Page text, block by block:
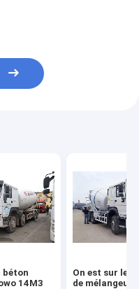
béton
14M3
On est sur le
de mélangeur